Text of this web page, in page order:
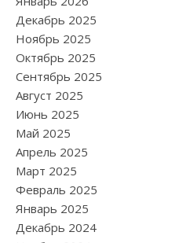
Декабрь 2025
Ноябрь 2025
Октябрь 2025
Сентябрь 2025
Август 2025
Июнь 2025
Май 2025
Апрель 2025
Март 2025
Февраль 2025
Январь 2025
Декабрь 2024